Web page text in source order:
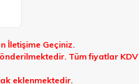
İletişime Geçiniz.
Tüm fiyatlar KDV
eklenmektedir.